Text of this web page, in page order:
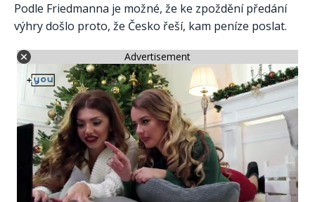
Podle Friedmanna je možné, že ke zpoždění předání
výhry došlo proto, že Česko řeší, kam peníze poslat.
Advertisement